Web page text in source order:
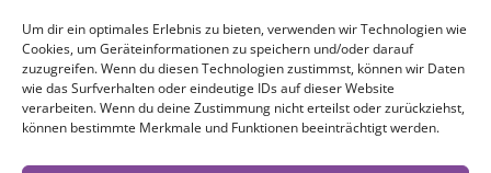
Um dir ein optimales Erlebnis zu bieten, verwenden wir Technologien wie
Cookies, um Geräteinformationen zu speichern und/oder darauf
zuzugreifen. Wenn du diesen Technologien zustimmst, können wir Daten
wie das Surfverhalten oder eindeutige IDs auf dieser Website
verarbeiten. Wenn du deine Zustimmung nicht erteilst oder zurückziehst,
können bestimmte Merkmale und Funktionen beeinträchtigt werden.
Cookie-Richtlinie
SOZIALE NETZWERKE
Facebook